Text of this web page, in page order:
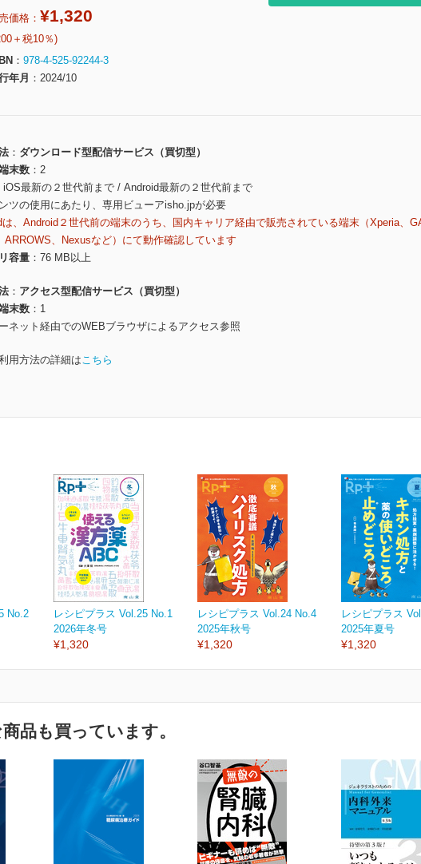
価格： ¥1,320
＋税10％)
978-4-525-92244-3
年月
2024/10
ダウンロード型配信サービス（買切型）
末数
2
iOS最新の２世代前まで / Android最新の２世代前まで
ツの使用にあたり、専用ビューアisho.jpが必要
、Android２世代前の端末のうち、国内キャリア経由で販売されている端末（Xperia、
ARROWS、Nexusなど）にて動作確認しています
容量
76 MB以上
アクセス型配信サービス（買切型）
末数
1
ネット経由でのWEBブラウザによるアクセス参照
用方法の詳細はこちら
No.2
レシピプラス Vol.25 No.1
2026年冬号
¥1,320
レシピプラス Vol.24 No.4
2025年秋号
¥1,320
レシピプラス
2025年夏号
¥1,320
品も買っています。